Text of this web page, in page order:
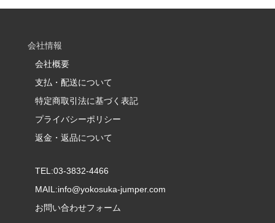
会社情報
会社概要
支払・配送について
特定商取引法に基づく表記
プライバシーポリシー
返金・返品について
TEL:03-3832-4466
MAIL:info@yokosuka-jumper.com
お問い合わせフォーム